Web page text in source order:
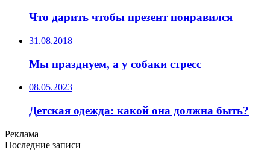
Что дарить чтобы презент понравился
31.08.2018
Мы празднуем, а у собаки стресс
08.05.2023
Детская одежда: какой она должна быть?
Реклама
Последние записи